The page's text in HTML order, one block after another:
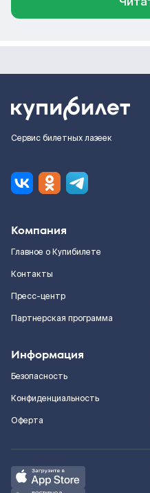
Сервис билетных лазеек
Компания
Главное о Купибилете
Контакты
Пресс-центр
Партнерская программа
Информация
Безопасность
Конфиденциальность
Оферта